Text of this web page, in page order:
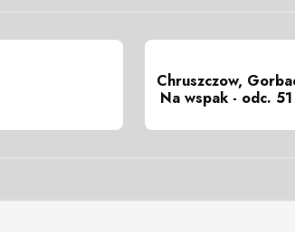
Chruszczow,
Na wspak - odc.